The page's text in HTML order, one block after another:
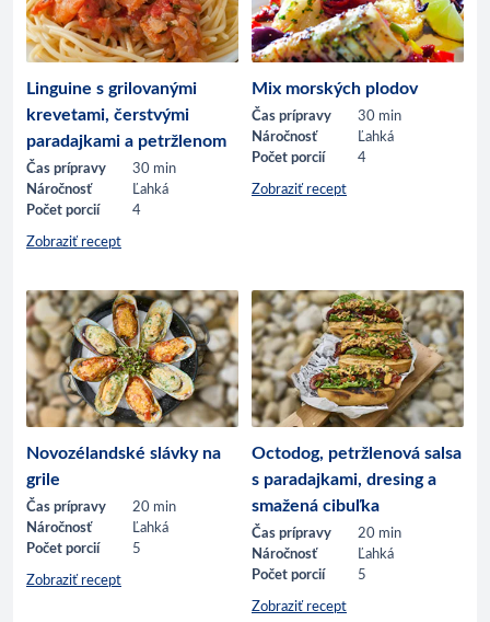
Linguine s grilovanými
krevetami, čerstvými
paradajkami a petržlenom
Čas prípravy
30 min
Náročnosť
Ľahká
Počet porcií
4
Zobraziť recept
Mix morských plodov
Čas prípravy
30 min
Náročnosť
Ľahká
Počet porcií
4
Zobraziť recept
Novozélandské slávky na
grile
Čas prípravy
20 min
Náročnosť
Ľahká
Počet porcií
5
Zobraziť recept
Octodog, petržlenová salsa
s paradajkami, dresing a
smažená cibuľka
Čas prípravy
20 min
Náročnosť
Ľahká
Počet porcií
5
Zobraziť recept